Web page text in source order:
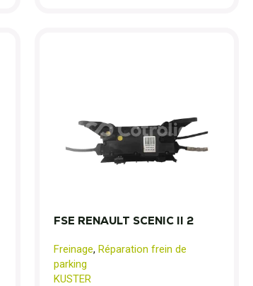
FSE RENAULT SCENIC II 2
Freinage, Réparation frein de
parking
KUSTER